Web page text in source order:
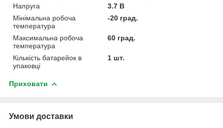
Напруга
3.7 В
Мінімальна робоча
температура
-20 град.
Максимальна робоча
температура
60 град.
Кількість батарейок в
упаковці
1 шт.
Приховати
Умови доставки